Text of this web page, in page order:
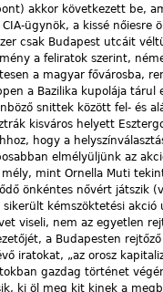
akkor következett be,
ügynök, a kissé nőiesre
csak Budapest utcáit
a feliratok szerint,
a magyar fővárosba,
a Bazilika kupolája
snittek között fel- és
kisváros helyett
hogy a
elmélyüljünk az
mély, mint Ornella Muti
önkéntes nővért játszik
kémszöktetési
viseli, nem az egyetlen
a Budapesten
iratokat, „az orosz
gazdag történet
ki öl meg kit kinek a